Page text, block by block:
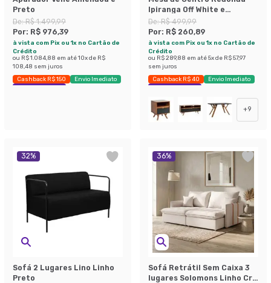
Preto
De:R$ 1.499,99
Por: R$ 976,39
à vista com Pix ou 1x no Cartão de
Crédito
ou R$ 1.084,88 em até10x de R$
108,48 sem juros
Cashback R$ 150
Envio Imediato
Exclusivo Mobly
Ipiranga Off White e
Amêndoa
De:R$ 499,99
Por: R$ 260,89
à vista com Pix ou 1x no Cartão de
Crédito
ou R$ 289,88 em até5x de R$ 57,97
sem juros
Cashback R$ 40
Envio Imediato
Exclusivo Mobly
+9
32%
Sofá 2 Lugares Lino Linho
Preto
36%
Sofá Retrátil Sem Caixa 3
lugares Solomons Linho Cru